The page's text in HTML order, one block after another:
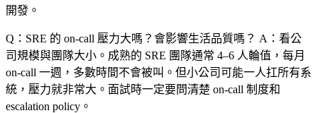
開發。
Q：SRE 的 on-call 壓力大嗎？會影響生活品質嗎？ A：看公
司規模與團隊大小。成熟的 SRE 團隊通常 4–6 人輪值，每月
on-call 一週，多數時間不會被叫。但小公司可能一人扛所有系
統，壓力就非常大。面試時一定要問清楚 on-call 制度和
escalation policy。